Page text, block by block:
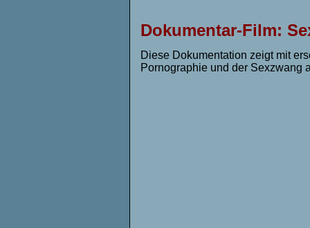
Dokumentar-Film:
Diese Dokumentation zeigt mit
Pornographie und der Sexzwang